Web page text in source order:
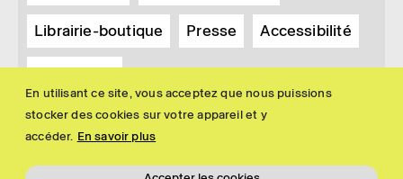
En utilisant ce site, vous acceptez que nous puissions
stocker des cookies sur votre appareil et y
accéder. En savoir plus
Librairie-boutique Presse Accessibilité
Newsletter